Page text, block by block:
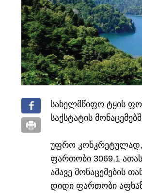
სახელმწიფო ტყის
საქსტატის
უფრო კონკრეტულად,
ფართობი 3069.1
ამავე მონაცემების
დიდი ფართობი